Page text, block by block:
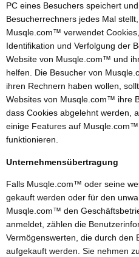
PC eines Besuchers speichert
Besucherrechners jedes Mal
Musqle.com™ verwendet
Identifikation und Verfolgung der
Website von Musqle.com™ und
helfen. Die Besucher von
ihren Rechnern haben wollen,
Websites von Musqle.com™ ihre
dass Cookies abgelehnt werden,
einige Features auf
funktionieren.
Unternehmensübertragung
Falls Musqle.com™ oder seine
gekauft werden oder für den
Musqle.com™ den
anmeldet, zählen die
Vermögenswerten, die durch den
aufgekauft werden. Sie nehmen